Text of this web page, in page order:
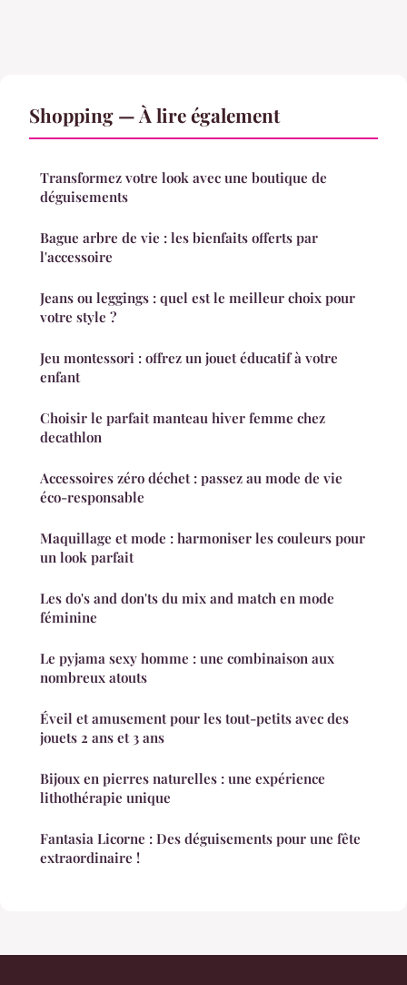
Shopping — À lire également
Transformez votre look avec une boutique de
déguisements
Bague arbre de vie : les bienfaits offerts par
l'accessoire
Jeans ou leggings : quel est le meilleur choix pour
votre style ?
Jeu montessori : offrez un jouet éducatif à votre
enfant
Choisir le parfait manteau hiver femme chez
decathlon
Accessoires zéro déchet : passez au mode de vie
éco-responsable
Maquillage et mode : harmoniser les couleurs pour
un look parfait
Les do's and don'ts du mix and match en mode
féminine
Le pyjama sexy homme : une combinaison aux
nombreux atouts
Éveil et amusement pour les tout-petits avec des
jouets 2 ans et 3 ans
Bijoux en pierres naturelles : une expérience
lithothérapie unique
Fantasia Licorne : Des déguisements pour une fête
extraordinaire !